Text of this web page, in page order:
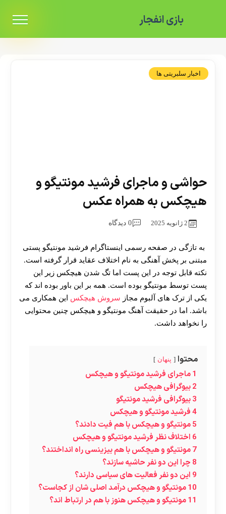
بازی انفجار
اخبار سلبریتی ها
حواشی و ماجرای فرشید مونتیگو و
هیچکس به همراه عکس
2 ژانویه 2025 0 دیدگاه
به تازگی در صفحه رسمی اینستاگرام فرشید مونتیگو پستی
مبتنی بر پخش آهنگی به نام اختلاف عقاید قرار گرفته است.
نکته قابل توجه در این پست اما تگ شدن هیچکس زیر این
پست توسط مونتیگو بوده است. همه بر این باور بوده اند که
یکی از ترک های آلبوم مجاز سروش هیچکس این همکاری می
باشد. اما در حقیقت آهنگ مونتیگو و هیچکس چنین محتوایی
را نخواهد داشت.
محتوا پنهان
1ماجرای فرشید مونتیگو و هیچکس
2بیوگرافی هیچکس
3بیوگرافی فرشید مونتیگو
4فرشید مونتیگو و هیچکس
5مونتیگو و هیچکس با هم فیت دادند؟
6 اختلاف نظر فرشید مونتیگو و هیچکس
7مونتیگو و هیچکس با هم بیزینسی راه انداختند؟
8 چرا این دو نفر حاشیه سازند؟
9 این دو نفر فعالیت های سیاسی دارند؟
10مونتیگو و هیچکس درآمد اصلی شان از کجاست؟
11مونتیگو و هیچکس هنوز با هم در ارتباط اند؟